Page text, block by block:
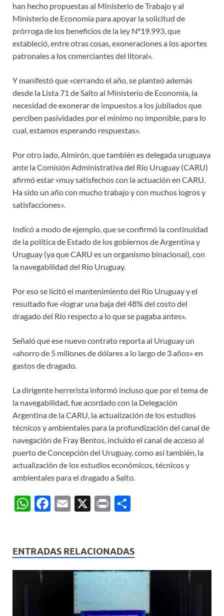
han hecho propuestas al Ministerio de Trabajo y al
Ministerio de Economía para apoyar la solicitud de
prórroga de los beneficios de la ley N°19.993, que
estableció, entre otras cosas, exoneraciones a los aportes
patronales a los comerciantes del litoral».
Y manifestó que «cerrando el año, se planteó además
desde la Lista 71 de Salto al Ministerio de Economía, la
necesidad de exonerar de impuestos a los jubilados que
perciben pasividades por el mínimo no imponible, para lo
cual, estamos esperando respuestas».
Por otro lado, Almirón, que también es delegada uruguaya
ante la Comisión Administrativa del Río Uruguay (CARU)
afirmó estar «muy satisfechos con la actuación en CARU.
Ha sido un año con mucho trabajo y con muchos logros y
satisfacciones».
Indicó a modo de ejemplo, que se confirmó la continuidad
de la política de Estado de los gobiernos de Argentina y
Uruguay (ya que CARU es un organismo binacional), con
la navegabilidad del Río Uruguay.
Por eso se licitó el mantenimiento del Río Uruguay y el
resultado fue «lograr una baja del 48% del costo del
dragado del Río respecto a lo que se pagaba antes».
Señaló que ese nuevo contrato reporta al Uruguay un
«ahorro de 5 millones de dólares a lo largo de 3 años» en
gastos de dragado.
La dirigente herrerista informó incluso que por el tema de
la navegabilidad, fue acordado con la Delegación
Argentina de la CARU, la actualización de los estudios
técnicos y ambientales para la profundización del canal de
navegación de Fray Bentos, incluido el canal de acceso al
puerto de Concepción del Uruguay, como así también, la
actualización de los estudios económicos, técnicos y
ambientales para el dragado a Salto.
W
s
A
F
b
o
E
X
P
p
ar
ENTRADAS RELACIONADAS